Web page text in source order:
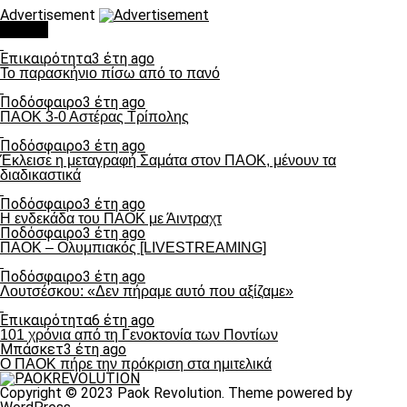
Advertisement
Επικαιρότητα3 έτη ago
Το παρασκήνιο πίσω από το πανό
Ποδόσφαιρο3 έτη ago
ΠΑΟΚ 3-0 Αστέρας Τρίπολης
Ποδόσφαιρο3 έτη ago
Έκλεισε η μεταγραφή Σαμάτα στον ΠΑΟΚ, μένουν τα
διαδικαστικά
Ποδόσφαιρο3 έτη ago
Η ενδεκάδα του ΠΑΟΚ με Άιντραχτ
Ποδόσφαιρο3 έτη ago
ΠΑΟΚ – Ολυμπιακός [LIVESTREAMING]
Ποδόσφαιρο3 έτη ago
Λουτσέσκου: «Δεν πήραμε αυτό που αξίζαμε»
Επικαιρότητα6 έτη ago
101 χρόνια από τη Γενοκτονία των Ποντίων
Μπάσκετ3 έτη ago
Ο ΠΑΟΚ πήρε την πρόκριση στα ημιτελικά
Copyright © 2023 Paok Revolution. Theme powered by